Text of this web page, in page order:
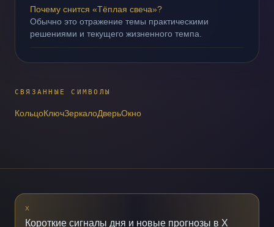
Почему снится «Тёплая свеча»?
Обычно это отражение темы практическими
решениями и текущего жизненного темпа.
СВЯЗАННЫЕ СИМВОЛЫ
КольцоКлючЗеркалоДверьОкно
X
Короткие сигналы дня и новые прогнозы в X